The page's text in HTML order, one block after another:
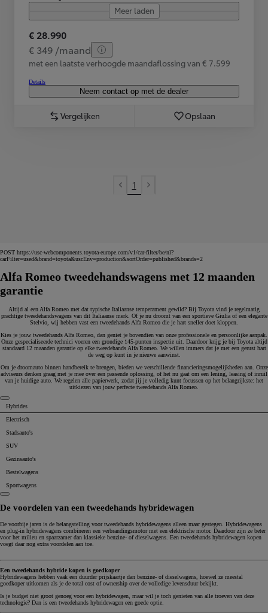
Meer laden
€ 28.990
€ 349 /maand
met een laatste verhoogde maandaflossing van € 7.599
Details
Neem contact op met de dealer
Vergelijken Opslaan
Previous page
1
Next page
POST https://usc-webcomponents.toyota-europe.com/v1/car-filter/be/nl?
carFilter=used&brand=toyota&uscEnv=production&sortOrder=published&brands=2
Alfa Romeo tweedehandswagens met 12 maanden
garantie
Altijd al een Alfa Romeo met dat typische Italiaanse temperament gewild? Bij Toyota vind je regelmatig
prachtige tweedehandswagens van dit Italiaanse merk. Of je nu droomt van een sportieve Giulia of een elegante
Stelvio, wij hebben vast een tweedehands Alfa Romeo die je hart sneller doet kloppen.
Kies je jouw tweedehands Alfa Romeo, dan geniet je bovendien van onze professionele en persoonlijke aanpak.
Onze gespecialiseerde technici voeren een grondige 145-punten inspectie uit. Daardoor krijg je bij Toyota altijd
standaard 12 maanden garantie op elke tweedehands Alfa Romeo. We willen immers dat je met een gerust hart
de weg op kunt in je nieuwe aanwinst.
Om je droomauto binnen handbereik te brengen, bieden we verschillende financieringsmogelijkheden aan. Onze
adviseurs denken graag met je mee over een passende oplossing, of het nu gaat om een lening, leasing of inruil
van je huidige auto. We regelen alle papierwerk, zodat jij je volledig kunt focussen op het belangrijkste: het
uitkiezen van jouw perfecte tweedehands Alfa Romeo.
Hybrides
Electrisch
Stadsauto's
SUV
Gezinsauto's
Bestelwagens
Sportwagens
De voordelen van een tweedehands hybridewagen
De voorbije jaren is de belangstelling voor tweedehands hybridewagens alleen maar gestegen. Hybridewagens
en plug-in hybridewagens combineren een verbrandingsmotor met een elektrische motor. Daardoor zijn ze beter
voor het milieu en spaarzamer dan klassieke benzine- of dieselwagens. Een tweedehands hybridewagen kopen
voegt daar nog extra voordelen aan toe.
Een tweedehands hybride kopen is goedkoper
Hybridewagens hebben vaak een duurder prijskaartje dan benzine- of dieselwagens, hoewel ze meestal
goedkoper uitkomen als je de total cost of ownership over de volledige levensduur bekijkt.
Is je budget niet groot genoeg voor een hybridewagen, maar wil je toch genieten van alle troeven van deze
technologie? Dan is een tweedehands hybridewagen een goede optie.